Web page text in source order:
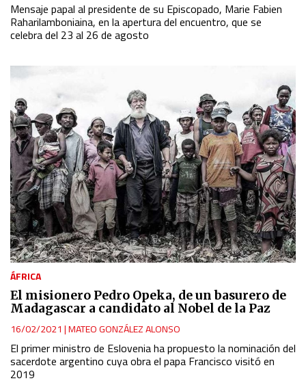
Mensaje papal al presidente de su Episcopado, Marie Fabien
Raharilamboniaina, en la apertura del encuentro, que se
celebra del 23 al 26 de agosto
ÁFRICA
El misionero Pedro Opeka, de un basurero de
Madagascar a candidato al Nobel de la Paz
16/02/2021 |MATEO GONZÁLEZ ALONSO
El primer ministro de Eslovenia ha propuesto la nominación del
sacerdote argentino cuya obra el papa Francisco visitó en
2019